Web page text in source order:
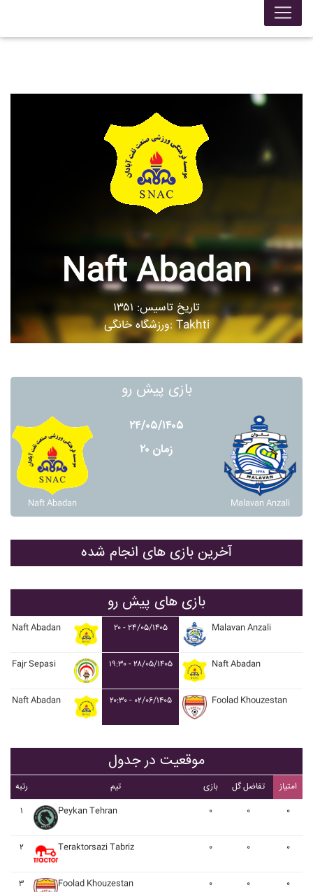
Naft Abadan
تاریخ تاسیس: ۱۳۵۱
ورزشگاه خانگی: Takhti
بازی پیش رو
Naft Abadan
۲۴/۰۵/۱۴۰۵
زمان ۲۰
Malavan Anzali
آخرین بازی های انجام شده
بازی های پیش رو
Naft Abadan ۲۰ - ۲۴/۰۵/۱۴۰۵ Malavan Anzali
Fajr Sepasi ۱۹:۳۰ - ۲۸/۰۵/۱۴۰۵ Naft Abadan
Naft Abadan ۲۰:۳۰ - ۰۲/۰۶/۱۴۰۵ Foolad Khouzestan
موقعیت در جدول
رتبه تیم بازی تفاضل گل
امتیاز
۱
Peykan Tehran ۰ ۰ ۰
۲ Teraktorsazi Tabriz ۰ ۰ ۰
۳ Foolad Khouzestan ۰ ۰ ۰